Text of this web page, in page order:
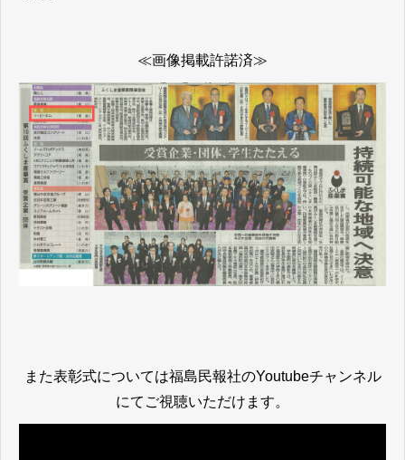
≪画像掲載許諾済≫
また表彰式については福島民報社のYoutubeチャンネル
にてご視聴いただけます。